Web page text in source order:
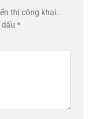
thị công khai.
*